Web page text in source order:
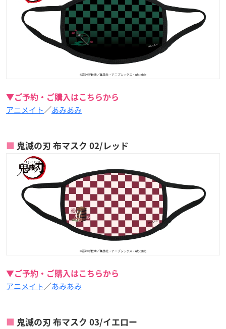
▼ご予約・ご購入はこちらから
アニメイト／あみあみ
鬼滅の刃 布マスク 02/レッド
▼ご予約・ご購入はこちらから
アニメイト／あみあみ
鬼滅の刃 布マスク 03/イエロー